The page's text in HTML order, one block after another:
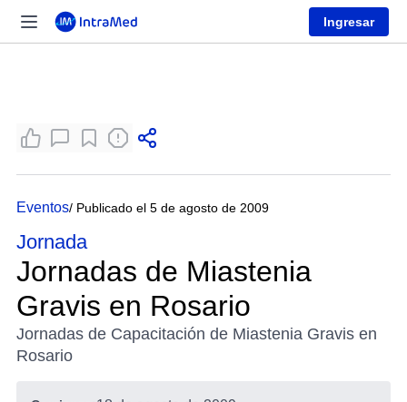
Ingresar
Eventos/ Publicado el 5 de agosto de 2009
Jornada
Jornadas de Miastenia
Gravis en Rosario
Jornadas de Capacitación de Miastenia Gravis en
Rosario